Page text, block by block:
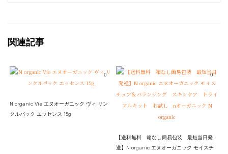
関連記事
0
N organic Vie エヌオーガニック ヴィ リン
クルパック エッセンス 15g
0
【送料無料 箱なし簡易包装 最短当日発
送】N organic エヌオーガニック モイスチ